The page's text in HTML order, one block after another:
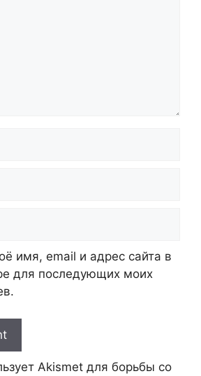
имя, email и адрес сайта в
для последующих моих
Akismet для борьбы со